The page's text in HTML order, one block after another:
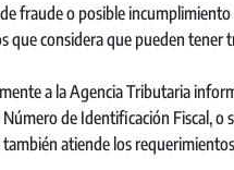
de fraude o posible
que considera que pueden tener
a la Agencia Tributaria
de Identificación Fiscal,
atiende los